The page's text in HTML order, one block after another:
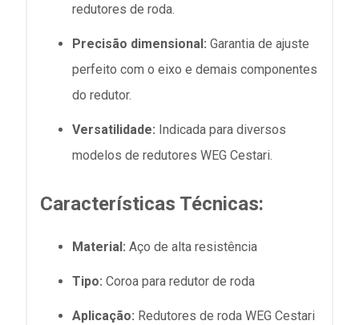
redutores de roda.
Precisão dimensional: Garantia de ajuste
perfeito com o eixo e demais componentes
do redutor.
Versatilidade: Indicada para diversos
modelos de redutores WEG Cestari.
Características Técnicas:
Material: Aço de alta resistência
Tipo: Coroa para redutor de roda
Aplicação: Redutores de roda WEG Cestari